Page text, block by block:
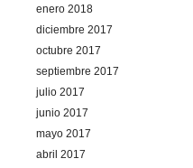
enero 2018
diciembre 2017
octubre 2017
septiembre 2017
julio 2017
junio 2017
mayo 2017
abril 2017